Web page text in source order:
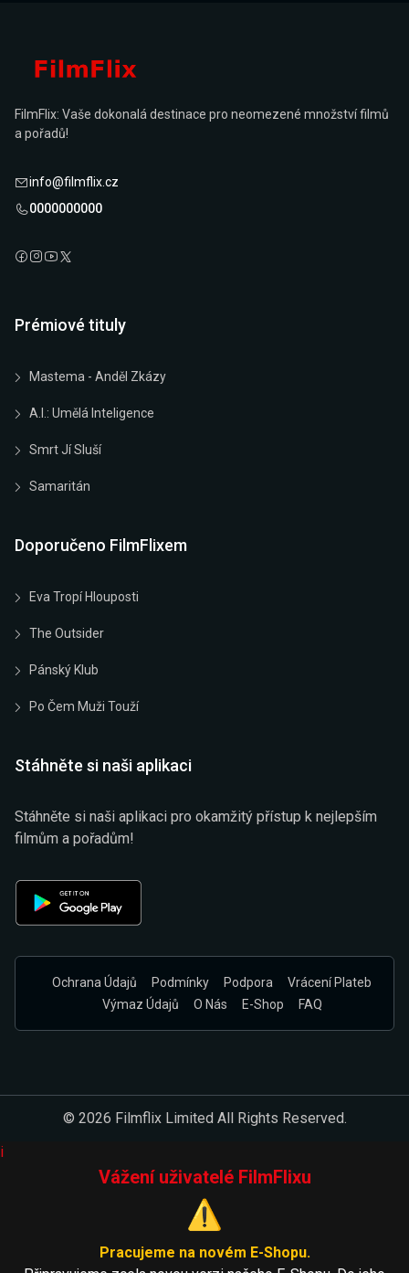
FilmFlix: Vaše dokonalá destinace pro neomezené množství filmů
a pořadů!
info@filmflix.cz
0000000000
Prémiové tituly
Mastema - Anděl Zkázy
A.I.: Umělá Inteligence
Smrt Jí Sluší
Samaritán
Doporučeno FilmFlixem
Eva Tropí Hlouposti
The Outsider
Pánský Klub
Po Čem Muži Touží
Stáhněte si naši aplikaci
Stáhněte si naši aplikaci pro okamžitý přístup k nejlepším
filmům a pořadům!
Ochrana Údajů Podmínky Podpora
Vrácení Plateb
Výmaz Údajů
O Nás E-Shop FAQ
© 2026 Filmflix Limited All Rights Reserved.
i
Vážení uživatelé FilmFlixu
⚠️
Pracujeme na novém E-Shopu.